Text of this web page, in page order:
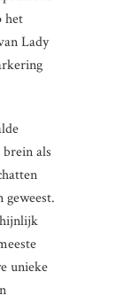
het
Lady
brein als
geweest.
unieke